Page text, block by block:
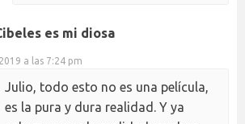
es mi diosa
a las 7:24 pm
Julio, todo esto no es una película,
es la pura y dura realidad. Y ya